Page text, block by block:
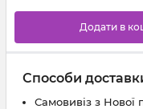
Додати в
Способи
Самовивіз з Нової